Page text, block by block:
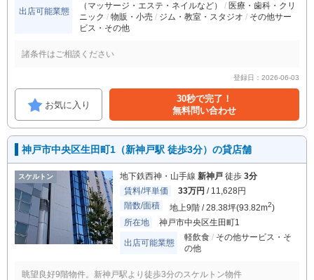
出店可能業態
（マッサージ・エステ・ネイルなど）
医療・歯科・クリ
ニック
物販・小売 ジム・教室・スタジオ
その他サー
ビス・その他
諸条件はご相談ください
登録日：2026-06-03
お気に入り
30秒で完了！
無料問い合わせ
神戸市中央区生田町1（新神戸駅 徒歩3分）の貸店舗
スケルトン 地下鉄西神・山手線 新神戸 徒歩 3分
賃料/坪単価
33万円 / 11,628円
階数/面積
地上9階 / 28.38坪(93.82m2)
所在地
神戸市中央区生田町1
出店可能業態
軽飲食
その他サービス・そ
の他
眺望良好9階物件。新神戸駅より徒歩3分のスケルトン物件